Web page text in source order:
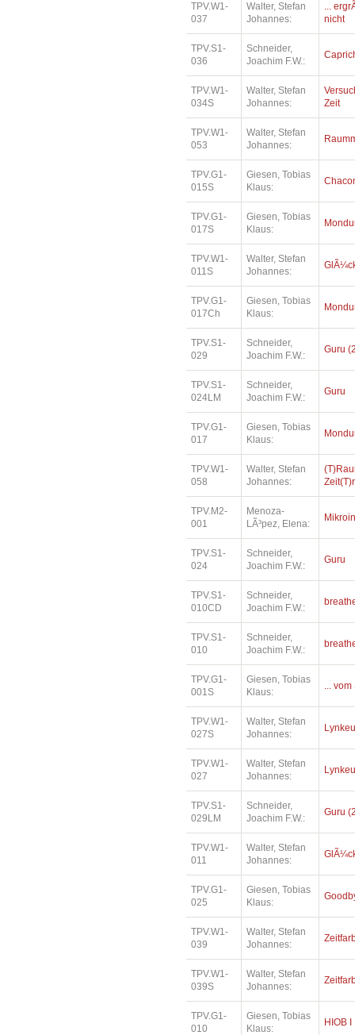
TPV.W1-
037
Walter, Stefan
Johannes:
...
nicht
TPV.S1-
036
Schneider,
Joachim F.W.:
TPV.W1-
034S
Walter, Stefan
Johannes:
Zeit
TPV.W1-
053
Walter, Stefan
Johannes:
TPV.G1-
015S
Giesen, Tobias
Klaus:
TPV.G1-
017S
Giesen, Tobias
Klaus:
TPV.W1-
011S
Walter, Stefan
Johannes:
TPV.G1-
017Ch
Giesen, Tobias
Klaus:
TPV.S1-
029
Schneider,
Joachim F.W.:
Guru
TPV.S1-
024LM
Schneider,
Joachim F.W.:
Guru
TPV.G1-
017
Giesen, Tobias
Klaus:
TPV.W1-
058
Walter, Stefan
Johannes:
TPV.M2-
001
Menoza-
LÃ³pez, Elena:
TPV.S1-
024
Schneider,
Joachim F.W.:
Guru
TPV.S1-
010CD
Schneider,
Joachim F.W.:
TPV.S1-
010
Schneider,
Joachim F.W.:
TPV.G1-
001S
Giesen, Tobias
Klaus:
...
TPV.W1-
027S
Walter, Stefan
Johannes:
TPV.W1-
027
Walter, Stefan
Johannes:
TPV.S1-
029LM
Schneider,
Joachim F.W.:
Guru
TPV.W1-
011
Walter, Stefan
Johannes:
TPV.G1-
025
Giesen, Tobias
Klaus:
TPV.W1-
039
Walter, Stefan
Johannes:
TPV.W1-
039S
Walter, Stefan
Johannes:
TPV.G1-
010
Giesen, Tobias
Klaus:
HIOB I